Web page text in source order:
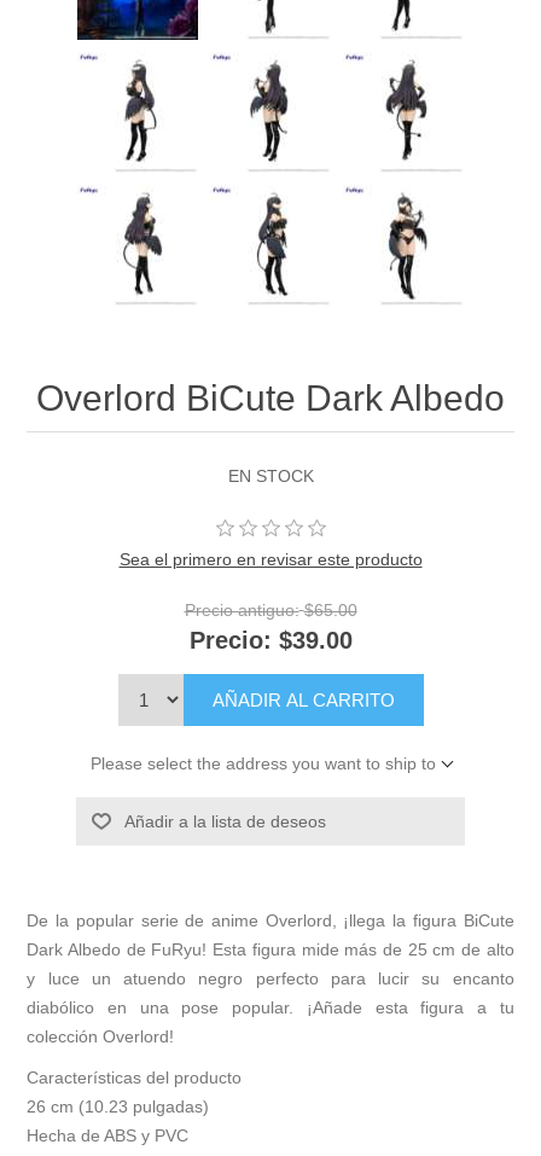
Overlord BiCute Dark Albedo
EN STOCK
Sea el primero en revisar este producto
Precio antiguo: $65.00
Precio: $39.00
AÑADIR AL CARRITO
Please select the address you want to ship to
Añadir a la lista de deseos
De la popular serie de anime Overlord, ¡llega la figura BiCute
Dark Albedo de FuRyu! Esta figura mide más de 25 cm de alto
y luce un atuendo negro perfecto para lucir su encanto
diabólico en una pose popular. ¡Añade esta figura a tu
colección Overlord!
Características del producto
26 cm (10.23 pulgadas)
Hecha de ABS y PVC